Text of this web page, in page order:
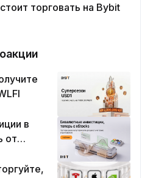
торговать на Bybit
в
от